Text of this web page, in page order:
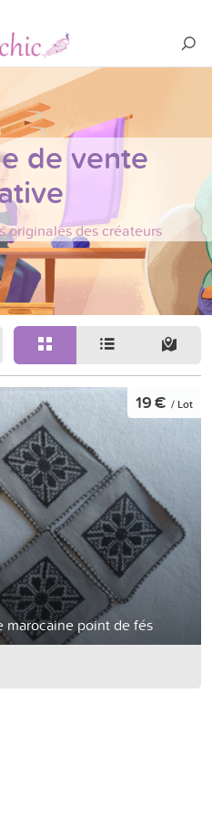
de vente
originales des créateurs
marocaine point de fés
19 € / Lot